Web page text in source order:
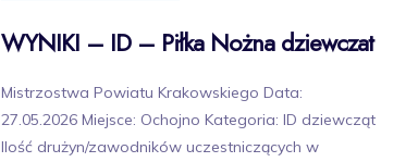
WYNIKI – ID – Piłka Nożna dziewczat
Mistrzostwa Powiatu Krakowskiego Data:
27.05.2026 Miejsce: Ochojno Kategoria: ID dziewcząt
Ilość drużyn/zawodników uczestniczących w